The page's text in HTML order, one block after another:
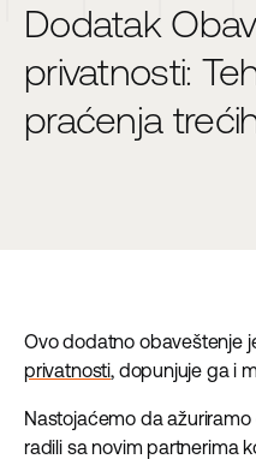
Dodatak
privatnosti:
praćenja
Ovo dodatno obaveštenje
privatnosti, dopunjuje ga i
Nastojaćemo da
radili sa novim partnerima